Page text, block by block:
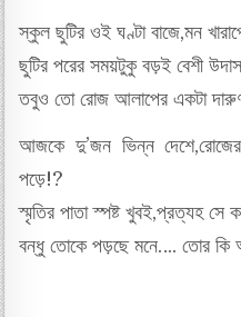
স্কুল ছুটির ওই ঘণ্টা বাজে,মন
ছুটির পরের সময়টুকু বড়ই বেশী
তবুও তো রোজ আলাপের একটা
আজকে দু’জন ভিন্ন
পড়ে!?
স্মৃতির পাতা স্পষ্ট খুবই,প্রত্যহ সে
বন্ধু তোকে পড়ছে মনে…. তোর কি